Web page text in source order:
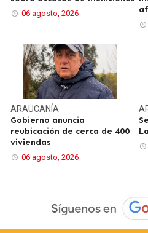
06 agosto, 2026
ARAUCANÍA
Gobierno anuncia
reubicación de cerca de 400
viviendas
06 agosto, 2026